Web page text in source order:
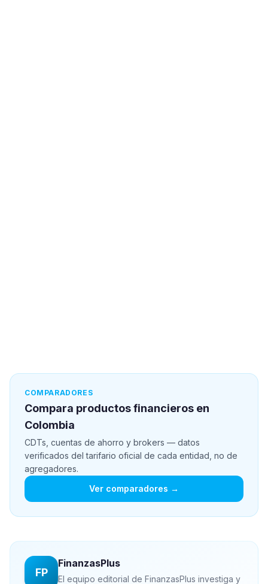
COMPARADORES
Compara productos financieros en
Colombia
CDTs, cuentas de ahorro y brokers — datos
verificados del tarifario oficial de cada entidad, no de
agregadores.
Ver comparadores →
FP
FinanzasPlus
El equipo editorial de FinanzasPlus investiga y